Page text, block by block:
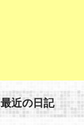
最近の日記